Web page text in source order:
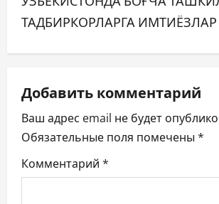
и
г
ц
и
я
п
ТАДБИРКОРЛАРГА
Добавить комментарий
Ваш адрес email не будет
Обязательные поля помечены *
Комментарий *